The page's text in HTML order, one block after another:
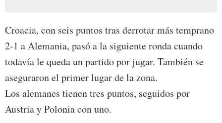
Croacia, con seis puntos tras derrotar más temprano
2-1 a Alemania, pasó a la siguiente ronda cuando
todavía le queda un partido por jugar. También se
aseguraron el primer lugar de la zona.
Los alemanes tienen tres puntos, seguidos por
Austria y Polonia con uno.